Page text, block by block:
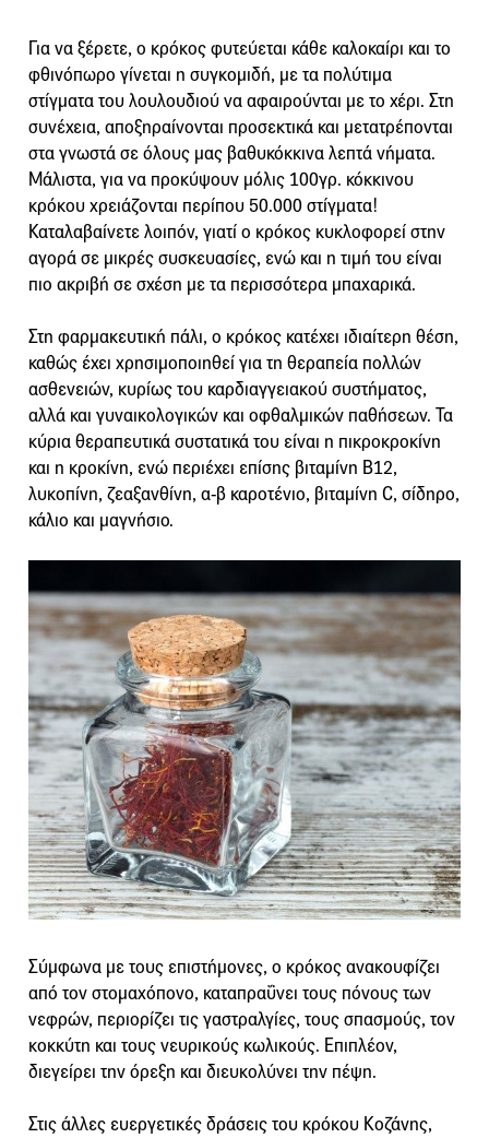
Για να ξέρετε, ο κρόκος φυτεύεται κάθε καλοκαίρι και το
φθινόπωρο γίνεται η συγκομιδή, με τα πολύτιμα
στίγματα του λουλουδιού να αφαιρούνται με το χέρι. Στη
συνέχεια, αποξηραίνονται προσεκτικά και μετατρέπονται
στα γνωστά σε όλους μας βαθυκόκκινα λεπτά νήματα.
Μάλιστα, για να προκύψουν μόλις 100γρ. κόκκινου
κρόκου χρειάζονται περίπου 50.000 στίγματα!
Καταλαβαίνετε λοιπόν, γιατί ο κρόκος κυκλοφορεί στην
αγορά σε μικρές συσκευασίες, ενώ και η τιμή του είναι
πιο ακριβή σε σχέση με τα περισσότερα μπαχαρικά.
Στη φαρμακευτική πάλι, ο κρόκος κατέχει ιδιαίτερη θέση,
καθώς έχει χρησιμοποιηθεί για τη θεραπεία πολλών
ασθενειών, κυρίως του καρδιαγγειακού συστήματος,
αλλά και γυναικολογικών και οφθαλμικών παθήσεων. Τα
κύρια θεραπευτικά συστατικά του είναι η πικροκροκίνη
και η κροκίνη, ενώ περιέχει επίσης βιταμίνη Β12,
λυκοπίνη, ζεαξανθίνη, α-β καροτένιο, βιταμίνη C, σίδηρο,
κάλιο και μαγνήσιο.
Σύμφωνα με τους επιστήμονες, ο κρόκος ανακουφίζει
από τον στομαχόπονο, καταπραΰνει τους πόνους των
νεφρών, περιορίζει τις γαστραλγίες, τους σπασμούς, τον
κοκκύτη και τους νευρικούς κωλικούς. Επιπλέον,
διεγείρει την όρεξη και διευκολύνει την πέψη.
Στις άλλες ευεργετικές δράσεις του κρόκου Κοζάνης,